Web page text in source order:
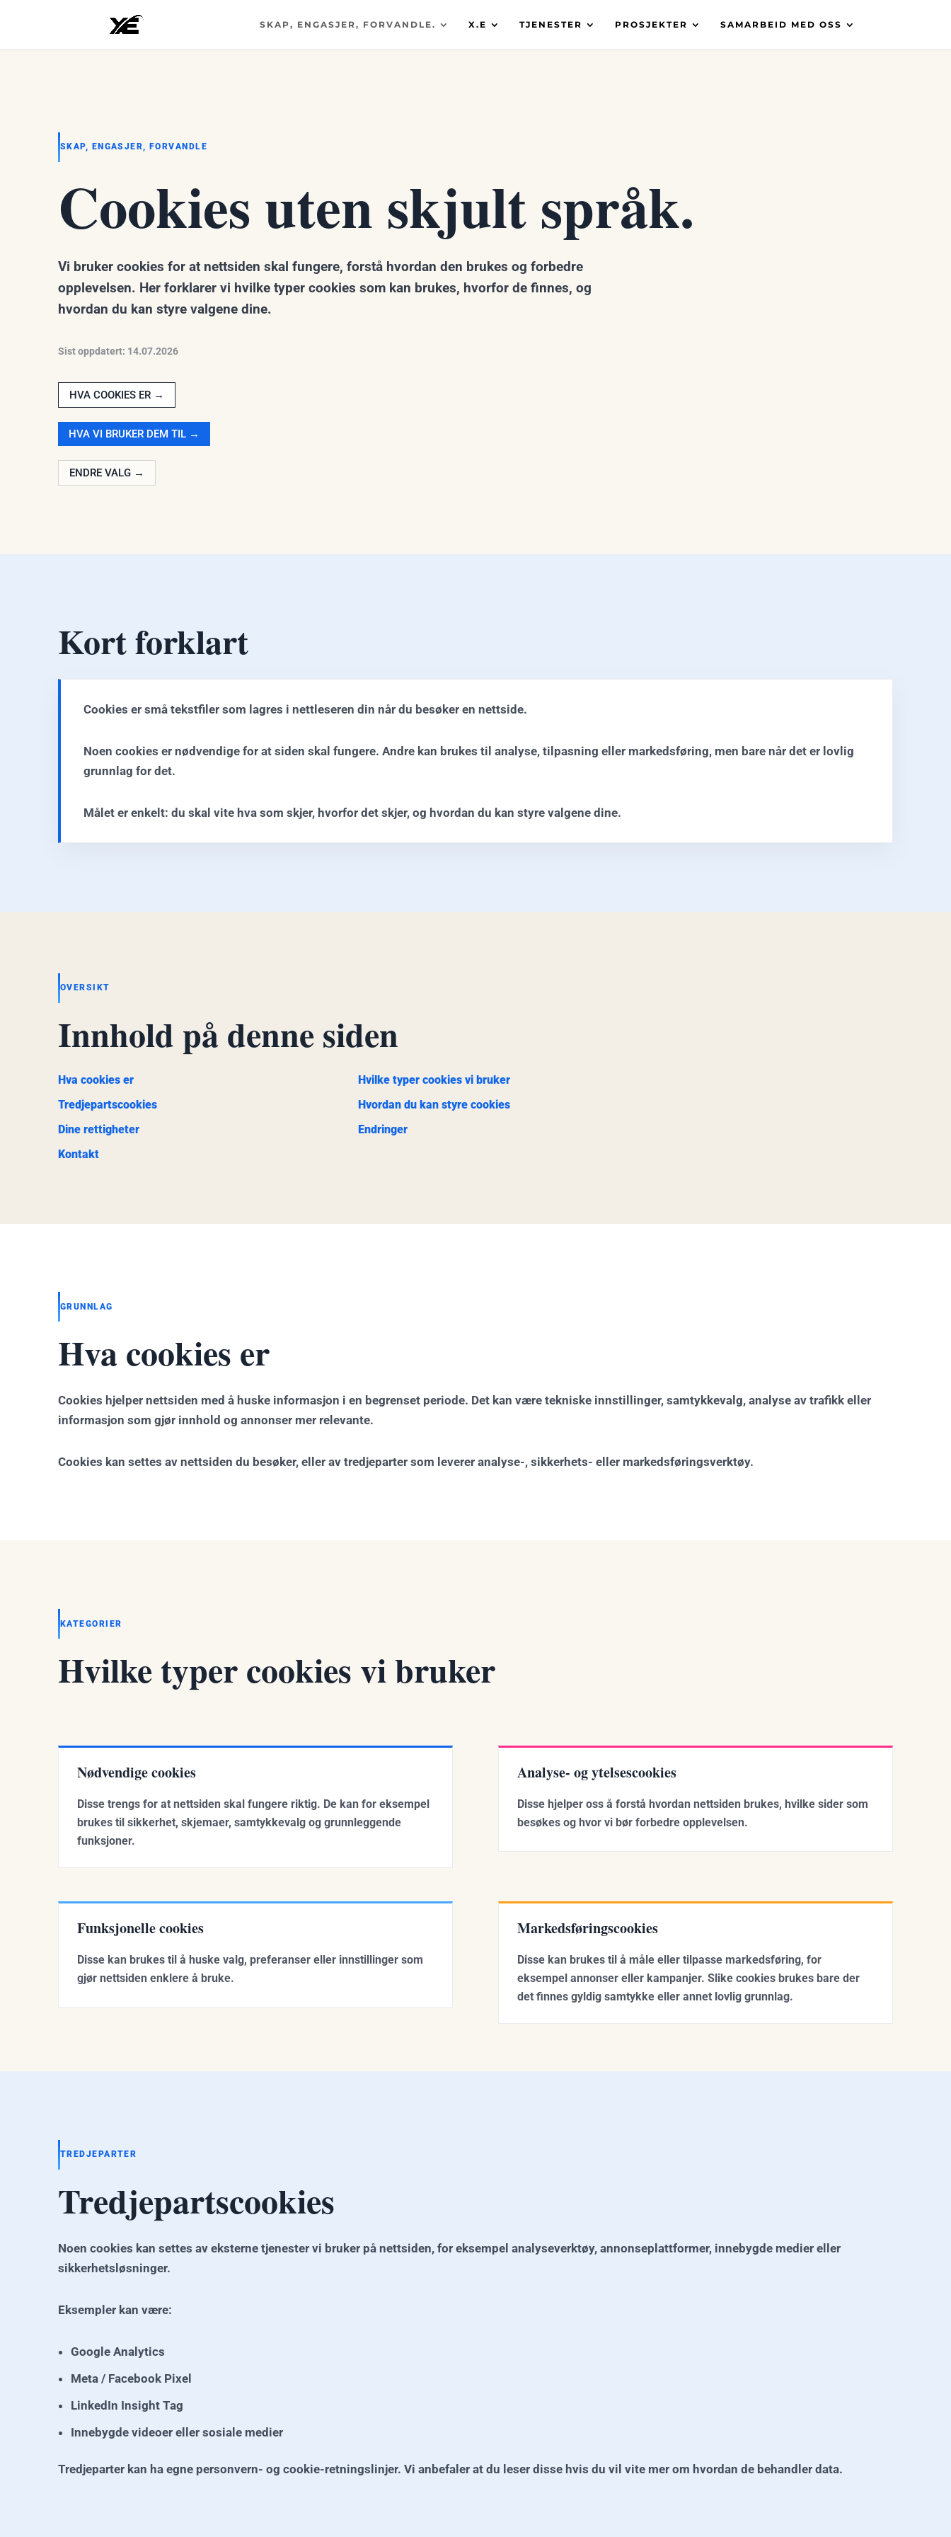
SKAP, ENGASJER, FORVANDLE. X.E TJENESTER PROSJEKTER SAMARBEID MED OSS
SKAP, ENGASJER, FORVANDLE
Cookies uten skjult språk.
Vi bruker cookies for at nettsiden skal fungere, forstå hvordan den brukes og forbedre
opplevelsen. Her forklarer vi hvilke typer cookies som kan brukes, hvorfor de finnes, og
hvordan du kan styre valgene dine.
Sist oppdatert: 14.07.2026
HVA COOKIES ER →
HVA VI BRUKER DEM TIL →
ENDRE VALG →
Kort forklart
Cookies er små tekstfiler som lagres i nettleseren din når du besøker en nettside.
Noen cookies er nødvendige for at siden skal fungere. Andre kan brukes til analyse, tilpasning eller markedsføring, men bare når det er lovlig
grunnlag for det.
Målet er enkelt: du skal vite hva som skjer, hvorfor det skjer, og hvordan du kan styre valgene dine.
OVERSIKT
Innhold på denne siden
Hva cookies er
Hvilke typer cookies vi bruker
Tredjepartscookies
Hvordan du kan styre cookies
Dine rettigheter
Endringer
Kontakt
GRUNNLAG
Hva cookies er
Cookies hjelper nettsiden med å huske informasjon i en begrenset periode. Det kan være tekniske innstillinger, samtykkevalg, analyse av trafikk eller
informasjon som gjør innhold og annonser mer relevante.
Cookies kan settes av nettsiden du besøker, eller av tredjeparter som leverer analyse-, sikkerhets- eller markedsføringsverktøy.
KATEGORIER
Hvilke typer cookies vi bruker
Nødvendige cookies
Disse trengs for at nettsiden skal fungere riktig. De kan for eksempel
brukes til sikkerhet, skjemaer, samtykkevalg og grunnleggende
funksjoner.
Analyse- og ytelsescookies
Disse hjelper oss å forstå hvordan nettsiden brukes, hvilke sider som
besøkes og hvor vi bør forbedre opplevelsen.
Funksjonelle cookies
Disse kan brukes til å huske valg, preferanser eller innstillinger som
gjør nettsiden enklere å bruke.
Markedsføringscookies
Disse kan brukes til å måle eller tilpasse markedsføring, for
eksempel annonser eller kampanjer. Slike cookies brukes bare der
det finnes gyldig samtykke eller annet lovlig grunnlag.
TREDJEPARTER
Tredjepartscookies
Noen cookies kan settes av eksterne tjenester vi bruker på nettsiden, for eksempel analyseverktøy, annonseplattformer, innebygde medier eller
sikkerhetsløsninger.
Eksempler kan være:
Google Analytics
Meta / Facebook Pixel
LinkedIn Insight Tag
Innebygde videoer eller sosiale medier
Tredjeparter kan ha egne personvern- og cookie-retningslinjer. Vi anbefaler at du leser disse hvis du vil vite mer om hvordan de behandler data.